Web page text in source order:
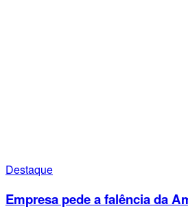
Destaque
Empresa pede a falência da